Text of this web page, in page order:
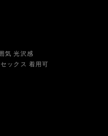
気 光沢感
ックス 着用可